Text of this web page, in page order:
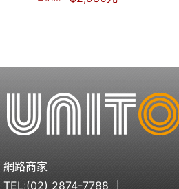
網路商家
TEL:(02) 2874-7788